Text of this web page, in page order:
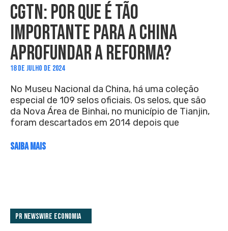
CGTN: POR QUE É TÃO
IMPORTANTE PARA A CHINA
APROFUNDAR A REFORMA?
18 DE JULHO DE 2024
No Museu Nacional da China, há uma coleção
especial de 109 selos oficiais. Os selos, que são
da Nova Área de Binhai, no município de Tianjin,
foram descartados em 2014 depois que
SAIBA MAIS
PR Newswire Economia